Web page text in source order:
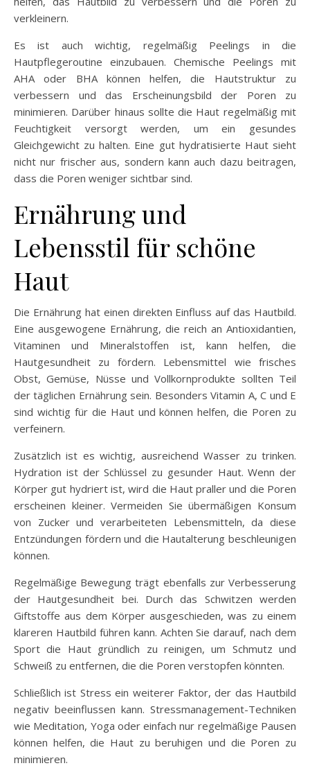
verkleinern.
Es ist auch wichtig, regelmäßig Peelings in die
Hautpflegeroutine einzubauen. Chemische Peelings mit
AHA oder BHA können helfen, die Hautstruktur zu
verbessern und das Erscheinungsbild der Poren zu
minimieren. Darüber hinaus sollte die Haut regelmäßig mit
Feuchtigkeit versorgt werden, um ein gesundes
Gleichgewicht zu halten. Eine gut hydratisierte Haut sieht
nicht nur frischer aus, sondern kann auch dazu beitragen,
dass die Poren weniger sichtbar sind.
Ernährung und
Lebensstil für schöne
Haut
Die Ernährung hat einen direkten Einfluss auf das Hautbild.
Eine ausgewogene Ernährung, die reich an Antioxidantien,
Vitaminen und Mineralstoffen ist, kann helfen, die
Hautgesundheit zu fördern. Lebensmittel wie frisches
Obst, Gemüse, Nüsse und Vollkornprodukte sollten Teil
der täglichen Ernährung sein. Besonders Vitamin A, C und E
sind wichtig für die Haut und können helfen, die Poren zu
verfeinern.
Zusätzlich ist es wichtig, ausreichend Wasser zu trinken.
Hydration ist der Schlüssel zu gesunder Haut. Wenn der
Körper gut hydriert ist, wird die Haut praller und die Poren
erscheinen kleiner. Vermeiden Sie übermäßigen Konsum
von Zucker und verarbeiteten Lebensmitteln, da diese
Entzündungen fördern und die Hautalterung beschleunigen
können.
Regelmäßige Bewegung trägt ebenfalls zur Verbesserung
der Hautgesundheit bei. Durch das Schwitzen werden
Giftstoffe aus dem Körper ausgeschieden, was zu einem
klareren Hautbild führen kann. Achten Sie darauf, nach dem
Sport die Haut gründlich zu reinigen, um Schmutz und
Schweiß zu entfernen, die die Poren verstopfen könnten.
Schließlich ist Stress ein weiterer Faktor, der das Hautbild
negativ beeinflussen kann. Stressmanagement-Techniken
wie Meditation, Yoga oder einfach nur regelmäßige Pausen
können helfen, die Haut zu beruhigen und die Poren zu
minimieren.